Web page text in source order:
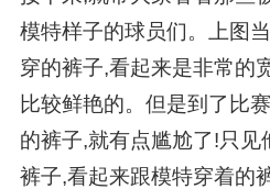
模特样子的球员们。上图
穿的裤子,看起来是非常的
比较鲜艳的。但是到了比
的裤子,就有点尴尬了!只
裤子,看起来跟模特穿着的